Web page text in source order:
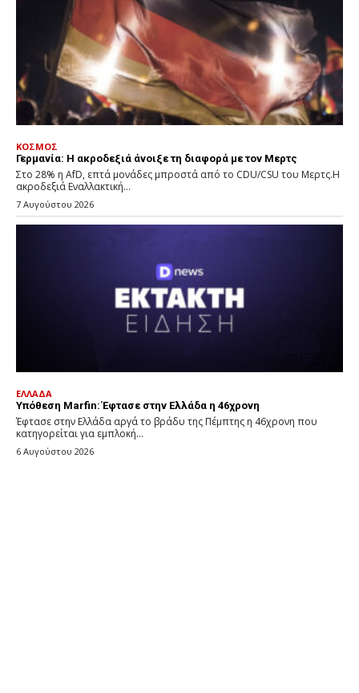
ΚΟΣΜΟΣ
Γερμανία: Η ακροδεξιά άνοιξε τη διαφορά με τον Μερτς
Στο 28% η AfD, επτά μονάδες μπροστά από το CDU/CSU του Μερτς.Η
ακροδεξιά Εναλλακτική...
7 Αυγούστου 2026
ΕΛΛΑΔΑ
Υπόθεση Marfin: Έφτασε στην Ελλάδα η 46χρονη
Έφτασε στην Ελλάδα αργά το βράδυ της Πέμπτης η 46χρονη που
κατηγορείται για εμπλοκή...
6 Αυγούστου 2026